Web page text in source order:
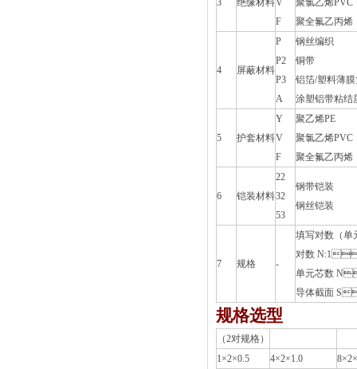
3 绝缘材料V
F
聚氯乙烯PVC
聚全氟乙丙烯
4 屏蔽材料
P
P2
P3
A
钢丝编织
铜带
铝箔/塑料薄
涂塑铝带粘结
5 护套材料
Y
V
F
聚乙烯PE
聚氯乙烯PVC
聚全氟乙丙烯
6 铠装材料
22
32
53
钢带铠装
钢丝铠装
7 规格 -
填写对数（单
对数 N:1、
单元芯数
导体截面 S
规格选型
（2对规格）
1×2×0.5
4×2×1.0